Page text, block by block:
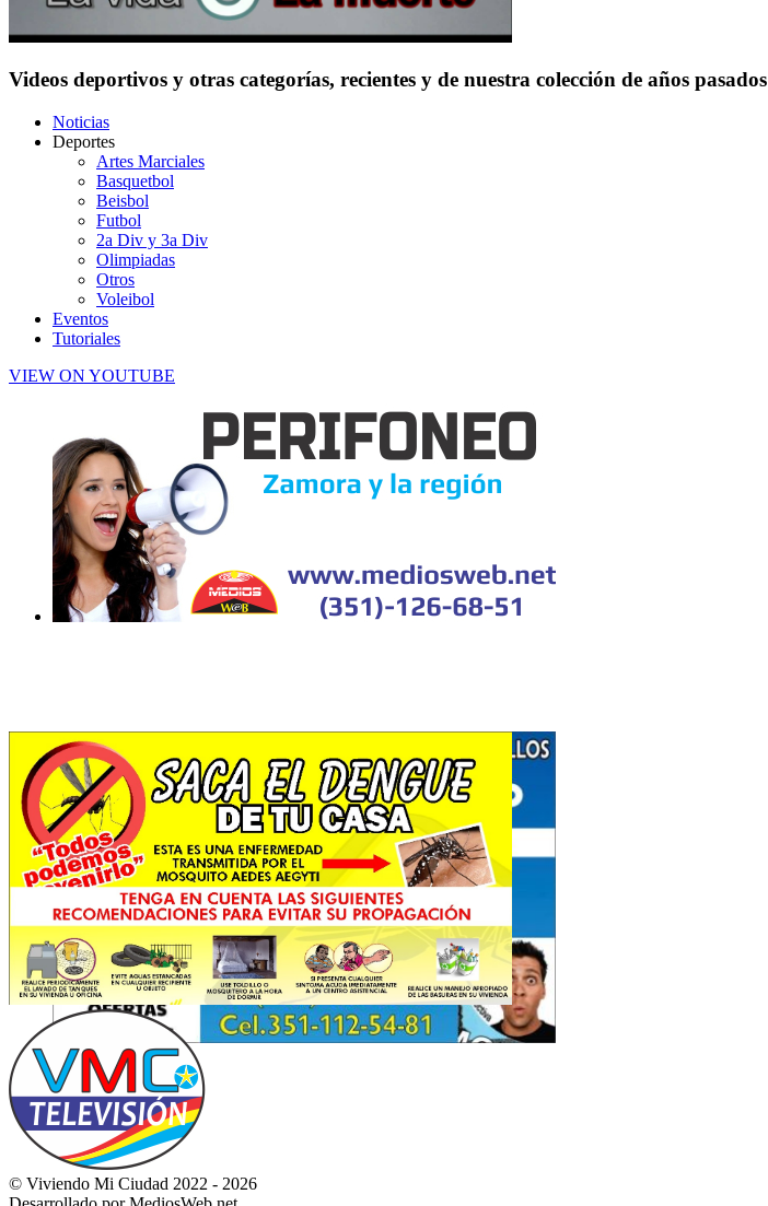
Videos deportivos y otras categorías, recientes y de nuestra colección de años pasados
Noticias
Deportes
Artes Marciales
Basquetbol
Beisbol
Futbol
2a Div y 3a Div
Olimpiadas
Otros
Voleibol
Eventos
Tutoriales
VIEW ON YOUTUBE
© Viviendo Mi Ciudad 2022 - 2026